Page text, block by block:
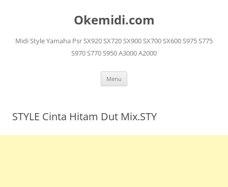
Okemidi.com
Midi Style Yamaha Psr SX920 SX720 SX900 SX700 SX600 S975 S775
S970 S770 S950 A3000 A2000
Menu
STYLE Cinta Hitam Dut Mix.STY